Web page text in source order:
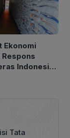
Ekonomi
Indonesia
Tata